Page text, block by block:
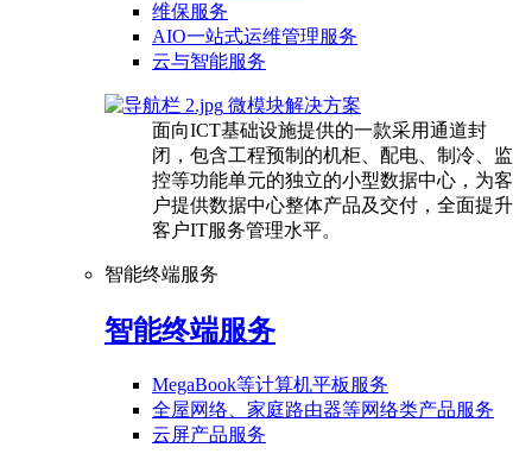
维保服务
AIO一站式运维管理服务
云与智能服务
微模块解决方案
面向ICT基础设施提供的一款采用通道封
闭，包含工程预制的机柜、配电、制冷、监
控等功能单元的独立的小型数据中心，为客
户提供数据中心整体产品及交付，全面提升
客户IT服务管理水平。
智能终端服务
智能终端服务
MegaBook等计算机平板服务
全屋网络、家庭路由器等网络类产品服务
云屏产品服务